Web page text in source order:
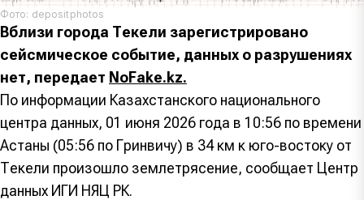
Фото: depositphotos
Вблизи города Текели зарегистрировано
сейсмическое событие, данных о разрушениях
нет, передает NoFake.kz.
По информации Казахстанского национального
центра данных, 01 июня 2026 года в 10:56 по времени
Астаны (05:56 по Гринвичу) в 34 км к юго-востоку от
Текели произошло землетрясение, сообщает Центр
данных ИГИ НЯЦ РК.